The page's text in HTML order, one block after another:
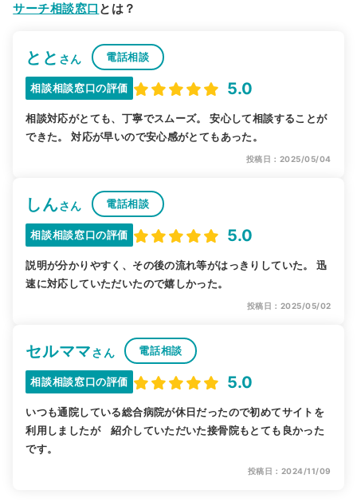
サーチ相談窓口 とは？
とと さん 電話相談
相談相談窓口の評価 5.0
相談対応がとても、丁寧でスムーズ。 安心して相談することが
できた。 対応が早いので安心感がとてもあった。
投稿日：2025/05/04
しんさん 電話相談
相談相談窓口の評価 5.0
説明が分かりやすく、その後の流れ等がはっきりしていた。 迅
速に対応していただいたので嬉しかった。
投稿日：2025/05/02
セルママさん 電話相談
相談相談窓口の評価 5.0
いつも通院している総合病院が休日だったので初めてサイトを
利用しましたが 紹介していただいた接骨院もとても良かった
です。
投稿日：2024/11/09